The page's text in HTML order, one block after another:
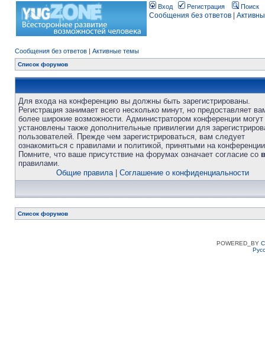
Вход Регистрация Поиск
Сообщения без ответов
Сообщения без ответов | Активные темы
Список форумов
Для входа на конференцию вы должны быть зарегистрированы.
Регистрация занимает всего несколько минут, но предоставляет
более широкие возможности. Администратором конференции
установлены также дополнительные привилегии для
пользователей. Прежде чем зарегистрироваться, вам следует
ознакомиться с правилами и политикой, принятыми на
Помните, что ваше присутствие на форумах означает согласие со
правилами.
Общие правила| Соглашение о конфиденциальности
Список форумов
POWERED_BY